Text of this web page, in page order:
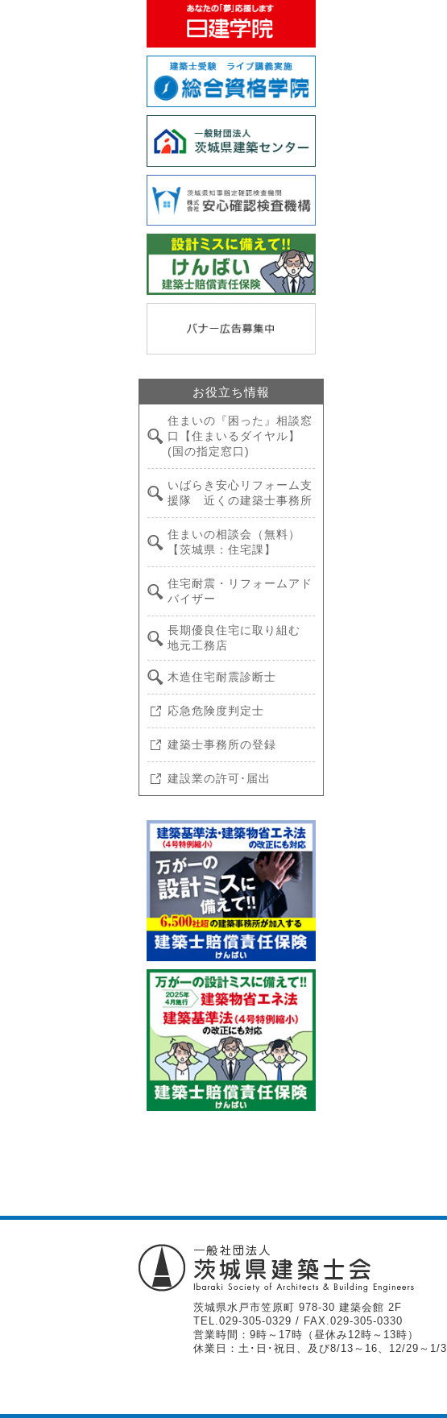
お役立ち情報
住まいの『困った』相談窓
口【住まいるダイヤル】
(国の指定窓口)
いばらき安心リフォーム支
援隊 近くの建築士事務所
住まいの相談会（無料）
【茨城県：住宅課】
住宅耐震・リフォームアド
バイザー
長期優良住宅に取り組む
地元工務店
木造住宅耐震診断士
応急危険度判定士
建築士事務所の登録
建設業の許可･届出
茨城県水戸市笠原町 978-30 建築会館 2F
TEL. 029-305-0329 / FAX.029-305-0330
営業時間：9時～17時（昼休み12時～13時）
休業日：土･日･祝日、及び8/13～16、12/29～1/3